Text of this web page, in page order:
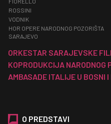
O PREDSTAVI
ROSSINI
VODNIK
HOR OPERE NARODNOG POZORIŠTA
SARAJEVO
ORKESTAR SARAJEVSKE
KOPRODUKCIJA NARODNOG
AMBASADE ITALIJE U BOSNI I